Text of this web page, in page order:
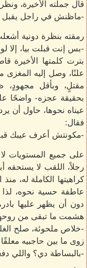
قال جملته الأخيرة،
-ماظنش في راجل يقبل
رمقته بنظرة دونية
-بس إنت قبلت بيا، إلا
بترت كلمتها الأخيرة
علنًا، وصل إليه
مقتلٍ، وبأقل مجهودٍ،
بحقيقة عجزه- واضحًا
عيناه نحوها، حاول أن
فقال:
-مكونتش أعرف عيبك
على جميع المستويات
رجلاً، اللقب لا يستحقه
كراهيتها الكاملة له،
عاطفة حسية نحوه، لذا
دون أن يظهر عليها
هشمت ما تبقى من
-خلاص ملحوئة، صلح
زوى ما بين حاجبيه
-بالبساطة دي؟ واللي